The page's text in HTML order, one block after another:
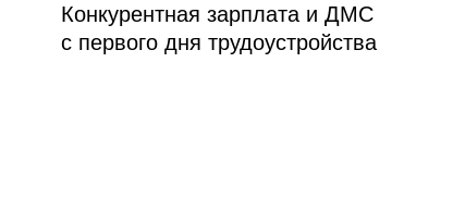
Конкурентная зарплата и ДМС
с первого дня трудоустройства